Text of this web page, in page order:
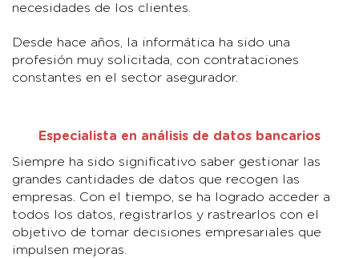
necesidades de los clientes.
Desde hace años, la informática ha sido una
profesión muy solicitada, con contrataciones
constantes en el sector asegurador.
Especialista en análisis de datos bancarios
Siempre ha sido significativo saber gestionar las
grandes cantidades de datos que recogen las
empresas. Con el tiempo, se ha logrado acceder a
todos los datos, registrarlos y rastrearlos con el
objetivo de tomar decisiones empresariales que
impulsen mejoras.